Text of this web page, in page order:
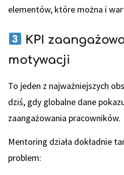
elementów, które można i
KPI
motywacji
To jeden z najważniejszych
dziś, gdy globalne dane
zaangażowania pracowników.
Mentoring działa dokładnie
problem: